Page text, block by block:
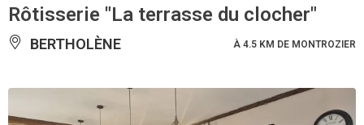
Rôtisserie "La terrasse du clocher"
BERTHOLÈNE À 4.5 KM DE MONTROZIER